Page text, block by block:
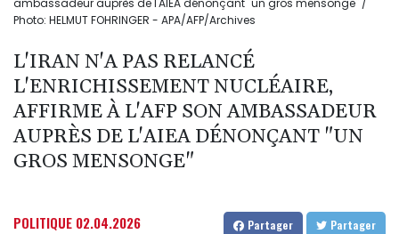
ambassadeur auprès de l'AIEA dénonçant "un gros mensonge" /
Photo: HELMUT FOHRINGER - APA/AFP/Archives
L'IRAN N'A PAS RELANCÉ
L'ENRICHISSEMENT NUCLÉAIRE,
AFFIRME À L'AFP SON AMBASSADEUR
AUPRÈS DE L'AIEA DÉNONÇANT "UN
GROS MENSONGE"
POLITIQUE 02.04.2026 Partager Partager